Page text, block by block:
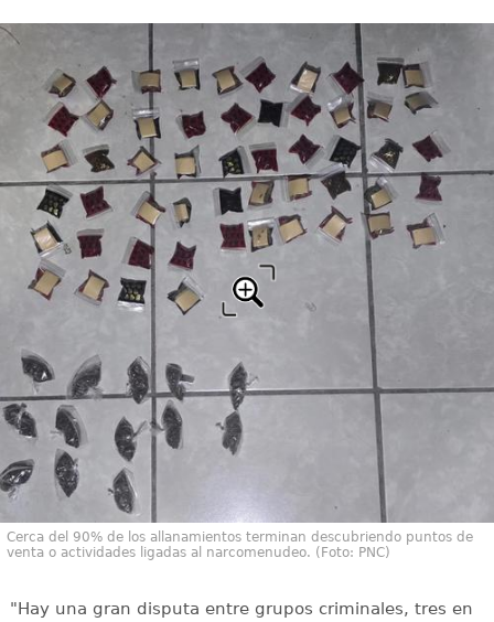
Cerca del 90% de los allanamientos terminan descubriendo puntos de
venta o actividades ligadas al narcomenudeo. (Foto: PNC)
"Hay una gran disputa entre grupos criminales, tres en